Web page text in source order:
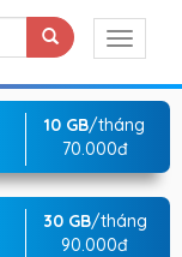
10 GB/tháng
70.000đ
30 GB/tháng
90.000đ